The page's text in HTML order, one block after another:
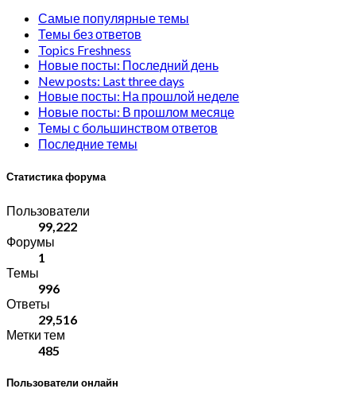
Самые популярные темы
Темы без ответов
Topics Freshness
Новые посты: Последний день
New posts: Last three days
Новые посты: На прошлой неделе
Новые посты: В прошлом месяце
Темы с большинством ответов
Последние темы
Статистика форума
Пользователи
99,222
Форумы
1
Темы
996
Ответы
29,516
Метки тем
485
Пользователи онлайн